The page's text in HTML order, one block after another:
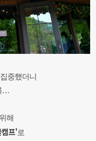
중했더니
…
해
프'로